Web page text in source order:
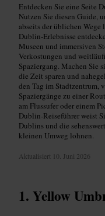
Entdecken Sie eine Seite
Nutzen Sie diesen Guide,
abseits der üblichen
Dublin‑Erlebnisse
Museen und immersiven
Verkostungen und
Spaziergang. Machen Sie
die Zeit sparen und
den Tag im Stadtzentrum,
Spaziergänge zu einer
am Flussufer oder einem
Dublin‑Reiseführer weist
Dublins und die
kleinen Umweg lohnen.
Aktualisiert 10. Juni 2026
Yellow